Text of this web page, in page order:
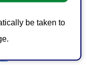
be taken to
事業
駅東口地区新スタジ